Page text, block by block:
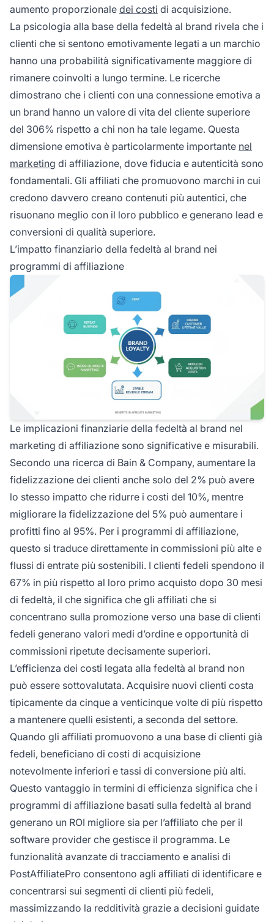
aumento proporzionale dei costi di acquisizione.
La psicologia alla base della fedeltà al brand rivela che i
clienti che si sentono emotivamente legati a un marchio
hanno una probabilità significativamente maggiore di
rimanere coinvolti a lungo termine. Le ricerche
dimostrano che i clienti con una connessione emotiva a
un brand hanno un valore di vita del cliente superiore
del 306% rispetto a chi non ha tale legame. Questa
dimensione emotiva è particolarmente importante nel
marketing di affiliazione, dove fiducia e autenticità sono
fondamentali. Gli affiliati che promuovono marchi in cui
credono davvero creano contenuti più autentici, che
risuonano meglio con il loro pubblico e generano lead e
conversioni di qualità superiore.
L’impatto finanziario della fedeltà al brand nei
programmi di affiliazione
Le implicazioni finanziarie della fedeltà al brand nel
marketing di affiliazione sono significative e misurabili.
Secondo una ricerca di Bain & Company, aumentare la
fidelizzazione dei clienti anche solo del 2% può avere
lo stesso impatto che ridurre i costi del 10%, mentre
migliorare la fidelizzazione del 5% può aumentare i
profitti fino al 95%. Per i programmi di affiliazione,
questo si traduce direttamente in commissioni più alte e
flussi di entrate più sostenibili. I clienti fedeli spendono il
67% in più rispetto al loro primo acquisto dopo 30 mesi
di fedeltà, il che significa che gli affiliati che si
concentrano sulla promozione verso una base di clienti
fedeli generano valori medi d’ordine e opportunità di
commissioni ripetute decisamente superiori.
L’efficienza dei costi legata alla fedeltà al brand non
può essere sottovalutata. Acquisire nuovi clienti costa
tipicamente da cinque a venticinque volte di più rispetto
a mantenere quelli esistenti, a seconda del settore.
Quando gli affiliati promuovono a una base di clienti già
fedeli, beneficiano di costi di acquisizione
notevolmente inferiori e tassi di conversione più alti.
Questo vantaggio in termini di efficienza significa che i
programmi di affiliazione basati sulla fedeltà al brand
generano un ROI migliore sia per l’affiliato che per il
software provider che gestisce il programma. Le
funzionalità avanzate di tracciamento e analisi di
PostAffiliatePro consentono agli affiliati di identificare e
concentrarsi sui segmenti di clienti più fedeli,
massimizzando la redditività grazie a decisioni guidate